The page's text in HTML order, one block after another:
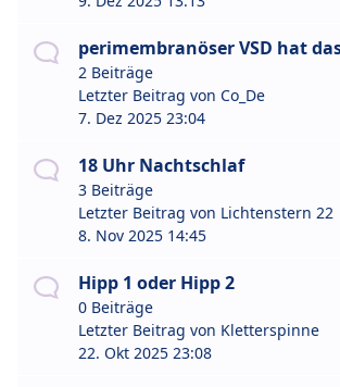
perimembranöser VSD hat
2 Beiträge
Letzter Beitrag von Co_De
7. Dez 2025 23:04
18 Uhr Nachtschlaf
3 Beiträge
Letzter Beitrag von Lichtenstern 22
8. Nov 2025 14:45
Hipp 1 oder Hipp 2
0 Beiträge
Letzter Beitrag von Kletterspinne
22. Okt 2025 23:08